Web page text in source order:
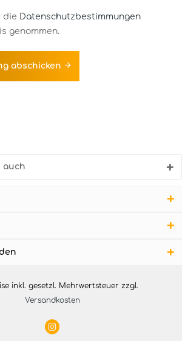
die Datenschutzbestimmungen
genommen.
abschicken
auch
inkl. gesetzl. Mehrwertsteuer zzgl.
Versandkosten